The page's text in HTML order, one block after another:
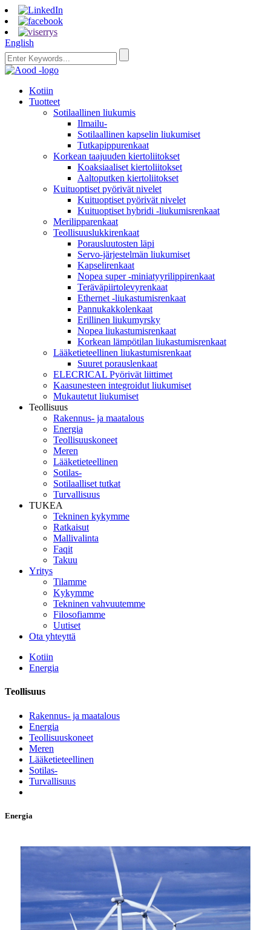
English
Kotiin
Tuotteet
Sotilaallinen liukumis
Ilmailu-
Sotilaallinen kapselin liukumiset
Tutkapippurenkaat
Korkean taajuuden kiertoliitokset
Koaksiaaliset kiertoliitokset
Aaltoputken kiertoliitokset
Kuituoptiset pyörivät nivelet
Kuituoptiset pyörivät nivelet
Kuituoptiset hybridi -liukumisrenkaat
Merilipparenkaat
Teollisuuslukkirenkaat
Porausluutosten läpi
Servo-järjestelmän liukumiset
Kapselirenkaat
Nopea super -miniatyyrilippirenkaat
Teräväpiirtolevyrenkaat
Ethernet -liukastumisrenkaat
Pannukakkolenkaat
Erillinen liukumyrsky
Nopea liukastumisrenkaat
Korkean lämpötilan liukastumisrenkaat
Lääketieteellinen liukastumisrenkaat
Suuret porauslenkaat
ELECRICAL Pyörivät liittimet
Kaasunesteen integroidut liukumiset
Mukautetut liukumiset
Teollisuus
Rakennus- ja maatalous
Energia
Teollisuuskoneet
Meren
Lääketieteellinen
Sotilas-
Sotilaalliset tutkat
Turvallisuus
TUKEA
Tekninen kykymme
Ratkaisut
Mallivalinta
Faqit
Takuu
Yritys
Tilamme
Kykymme
Tekninen vahvuutemme
Filosofiamme
Uutiset
Ota yhteyttä
Kotiin
Energia
Teollisuus
Rakennus- ja maatalous
Energia
Teollisuuskoneet
Meren
Lääketieteellinen
Sotilas-
Turvallisuus
Energia